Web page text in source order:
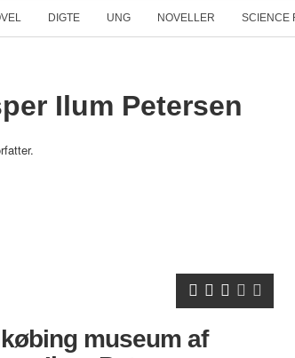
DIGTE UNG NOVELLER SCIENCE
Ilum Petersen
museum af